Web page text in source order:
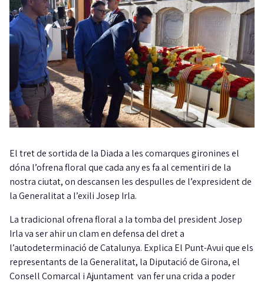
El tret de sortida de la Diada a les comarques gironines el
dóna l’ofrena floral que cada any es fa al cementiri de la
nostra ciutat, on descansen les despulles de l’expresident de
la Generalitat a l’exili Josep Irla.
La tradicional ofrena floral a la tomba del president Josep
Irla va ser ahir un clam en defensa del dret a
l’autodeterminació de Catalunya. Explica El Punt-Avui que els
representants de la Generalitat, la Diputació de Girona, el
Consell Comarcal i Ajuntament van fer una crida a poder